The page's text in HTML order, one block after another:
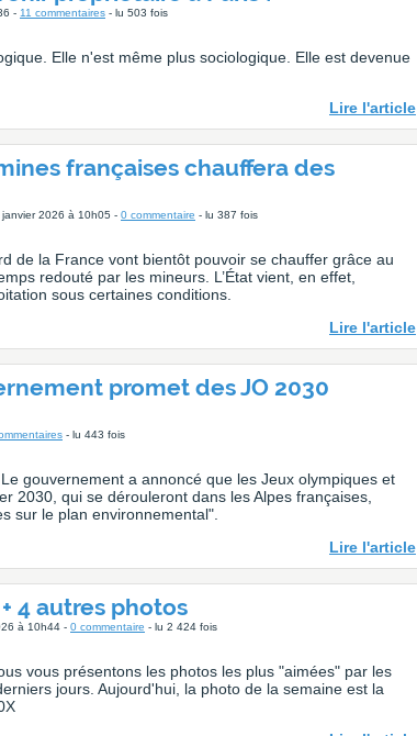
- 11 commentaires - lu 503 fois
Elle n'est même plus sociologique. Elle est devenue
Lire l'article
françaises chauffera des
2026 à 10h05 - 0 commentaire - lu 387 fois
de la France vont bientôt pouvoir se chauffer grâce au
redouté par les mineurs. L’État vient, en effet,
sous certaines conditions.
Lire l'article
promet des JO 2030
- lu 443 fois
Le gouvernement a annoncé que les Jeux olympiques et
2030, qui se dérouleront dans les Alpes françaises,
sur le plan environnemental".
Lire l'article
4 autres photos
à 10h44 - 0 commentaire - lu 2 424 fois
vous présentons les photos les plus "aimées" par les
jours. Aujourd'hui, la photo de la semaine est la